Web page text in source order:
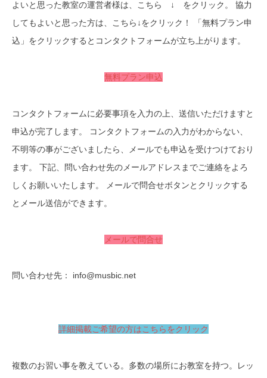
よいと思った教室の運営者様は、こちら ↓ をクリック。 協力
してもよいと思った方は、こちら↓をクリック！ 「無料プラン申
込」をクリックするとコンタクトフォームが立ち上がります。
無料プラン申込
コンタクトフォームに必要事項を入力の上、送信いただけますと
申込が完了します。 コンタクトフォームの入力がわからない、
不明等の事がございましたら、メールでも申込を受けつけており
ます。 下記、問い合わせ先のメールアドレスまでご連絡をよろ
しくお願いいたします。 メールで問合せボタンとクリックする
とメール送信ができます。
メールで問合せ
問い合わせ先： info@musbic.net
詳細掲載ご希望の方はこちらをクリック
複数のお習い事を教えている。多数の場所にお教室を持つ。レッ